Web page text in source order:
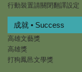
行動裝置請關閉翻譯設定
成就 • Success
高雄文藝獎
高雄獎
打狗鳳邑文學獎